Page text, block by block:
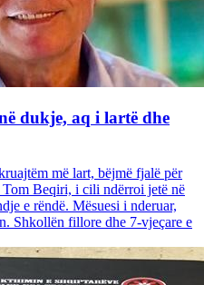
dukje, aq i lartë dhe
më lart, bëjmë fjalë për
Tom Beqiri, i cili ndërroi jetë në
e rëndë. Mësuesi i nderuar,
Shkollën fillore dhe 7-vjeçare e